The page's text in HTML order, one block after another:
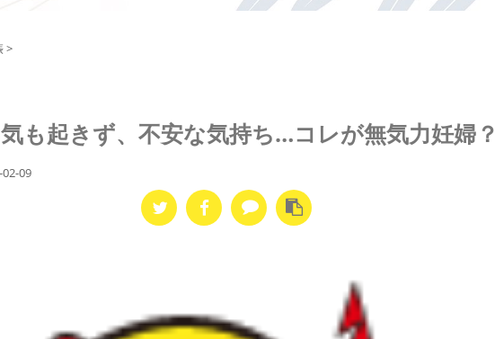
>
も起きず、不安な気持ち…コレが無気力妊婦？
09